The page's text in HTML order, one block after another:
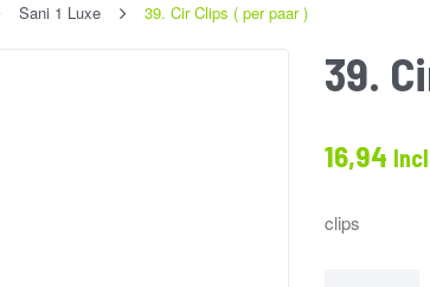
Sani 1 Luxe 39. Cir Clips ( per paar )
39.
16,94
clips